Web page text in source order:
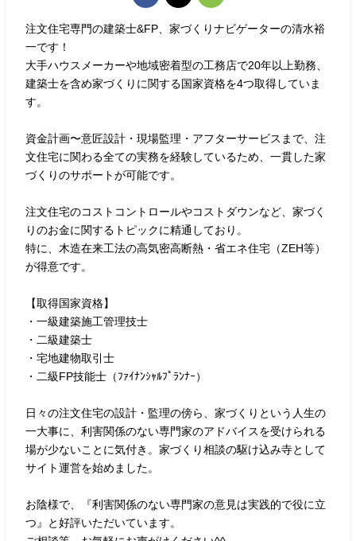
注文住宅専門の建築士&FP、家づくりナビゲーターの清水裕
一です！
大手ハウスメーカーや地域密着型の工務店で20年以上勤務、
建築士を含め家づくりに関する国家資格を4つ取得していま
す。
資金計画〜意匠設計・現場監理・アフターサービスまで、注
文住宅に関わる全ての実務を経験しているため、一貫した家
づくりのサポートが可能です。
注文住宅のコストコントロールやコストダウンなど、家づく
りのお金に関するトピックに精通しており。
特に、木造在来工法の高気密高断熱・省エネ住宅（ZEH等）
が得意です。
【取得国家資格】
・一級建築施工管理技士
・二級建築士
・宅地建物取引士
・二級FP技能士（ﾌｧｲﾅﾝｼｬﾙﾌﾟﾗﾝﾅｰ）
日々の注文住宅の設計・監理の傍ら、家づくりという人生の
一大事に、利害関係のない専門家のアドバイスを受けられる
場が少ないことに気付き。家づくり相談の駆け込み寺として
サイト運営を始めました。
お陰様で、『利害関係のない専門家の意見は実践的で役に立
つ』と好評いただいています。